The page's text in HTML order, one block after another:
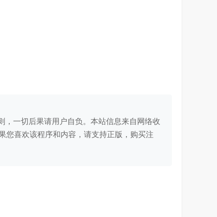
一切后果请用户自负。本站信息来自网络收
您喜欢该程序和内容，请支持正版，购买注